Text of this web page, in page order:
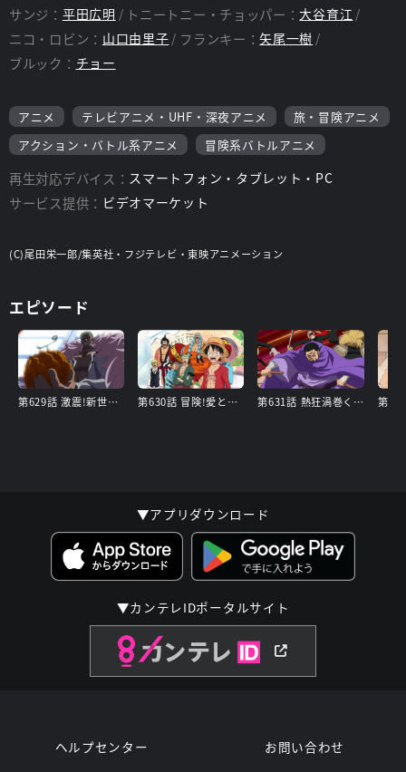
サンジ： 平田広明 トニートニー・チョッパー：大谷育江
ニコ・ロビン： 山口由里子 フランキー：矢尾一樹
ブルック： チョー
アニメ テレビアニメ・UHF・深夜アニメ
旅・冒険アニメ
アクション・バトル系アニメ
冒険系バトルアニメ
再生対応デバイス： スマートフォン・タブレット・PC
サービス提供： ビデオマーケット
(C)尾田栄一郎/集英社・フジテレビ・東映アニメーション
エピソード
第629話 激震!新世界動かす大ニュース 第630話 冒険!愛と情熱の国ドレスローザ 第631話 熱狂渦巻く コリーダコロシアム
▼アプリダウンロード
▼カンテレIDポータルサイト
ヘルプセンター お問い合わせ